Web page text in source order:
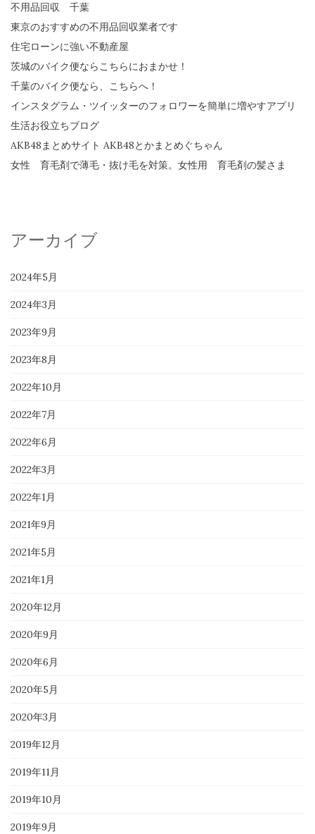
不用品回収 千葉
東京のおすすめの不用品回収業者です
住宅ローンに強い不動産屋
茨城のバイク便ならこちらにおまかせ！
千葉のバイク便なら、こちらへ！
インスタグラム・ツイッターのフォロワーを簡単に増やすアプリ
生活お役立ちブログ
AKB48まとめサイト AKB48とかまとめぐちゃん
女性 育毛剤で薄毛・抜け毛を対策。女性用 育毛剤の髪さま
アーカイブ
2024年5月
2024年3月
2023年9月
2023年8月
2022年10月
2022年7月
2022年6月
2022年3月
2022年1月
2021年9月
2021年5月
2021年1月
2020年12月
2020年9月
2020年6月
2020年5月
2020年3月
2019年12月
2019年11月
2019年10月
2019年9月